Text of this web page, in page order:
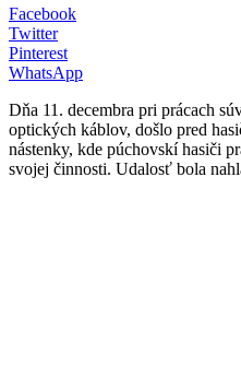
Facebook
Twitter
Pinterest
WhatsApp
Dňa 11. decembra pri prácach
optických káblov, došlo pred
nástenky, kde púchovskí hasiči
svojej činnosti. Udalosť bola